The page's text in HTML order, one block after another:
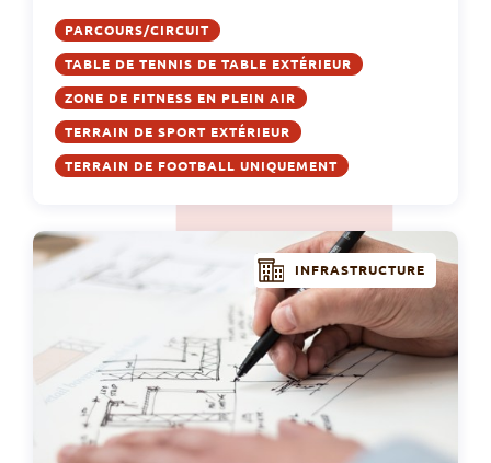
PARCOURS/CIRCUIT
TABLE DE TENNIS DE TABLE EXTÉRIEUR
ZONE DE FITNESS EN PLEIN AIR
TERRAIN DE SPORT EXTÉRIEUR
TERRAIN DE FOOTBALL UNIQUEMENT
INFRASTRUCTURE